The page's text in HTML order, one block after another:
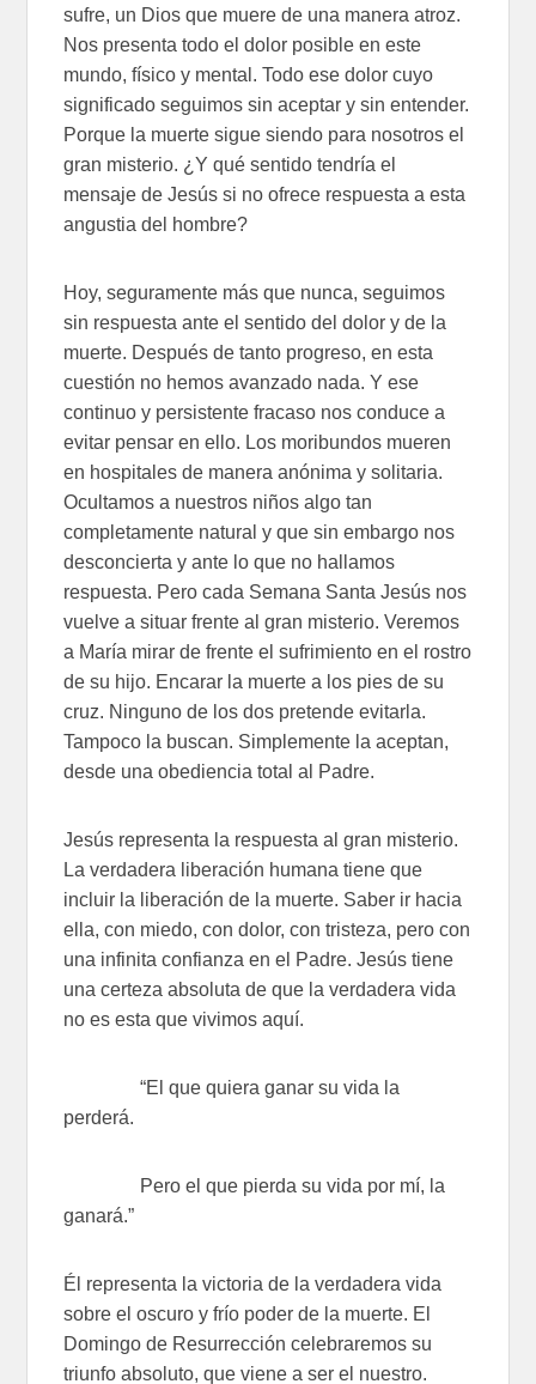
sufre, un Dios que muere de una manera atroz.
Nos presenta todo el dolor posible en este
mundo, físico y mental. Todo ese dolor cuyo
significado seguimos sin aceptar y sin entender.
Porque la muerte sigue siendo para nosotros el
gran misterio. ¿Y qué sentido tendría el
mensaje de Jesús si no ofrece respuesta a esta
angustia del hombre?
Hoy, seguramente más que nunca, seguimos
sin respuesta ante el sentido del dolor y de la
muerte. Después de tanto progreso, en esta
cuestión no hemos avanzado nada. Y ese
continuo y persistente fracaso nos conduce a
evitar pensar en ello. Los moribundos mueren
en hospitales de manera anónima y solitaria.
Ocultamos a nuestros niños algo tan
completamente natural y que sin embargo nos
desconcierta y ante lo que no hallamos
respuesta. Pero cada Semana Santa Jesús nos
vuelve a situar frente al gran misterio. Veremos
a María mirar de frente el sufrimiento en el rostro
de su hijo. Encarar la muerte a los pies de su
cruz. Ninguno de los dos pretende evitarla.
Tampoco la buscan. Simplemente la aceptan,
desde una obediencia total al Padre.
Jesús representa la respuesta al gran misterio.
La verdadera liberación humana tiene que
incluir la liberación de la muerte. Saber ir hacia
ella, con miedo, con dolor, con tristeza, pero con
una infinita confianza en el Padre. Jesús tiene
una certeza absoluta de que la verdadera vida
no es esta que vivimos aquí.
“El que quiera ganar su vida la
perderá.
Pero el que pierda su vida por mí, la
ganará.”
Él representa la victoria de la verdadera vida
sobre el oscuro y frío poder de la muerte. El
Domingo de Resurrección celebraremos su
triunfo absoluto, que viene a ser el nuestro.